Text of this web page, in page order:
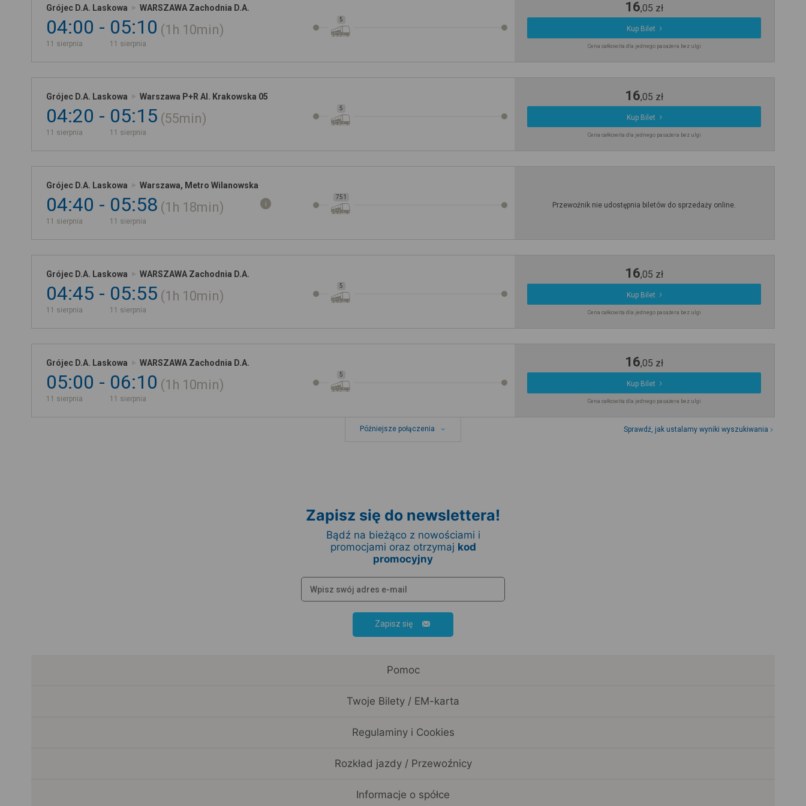
Grójec D.A. Laskowa WARSZAWA Zachodnia D.A.
04:00
11 sierpnia
05:10
11 sierpnia
1h 10min
5
16,05 zł
Kup Bilet
Cena całkowita dla jednego pasażera bez ulgi
Grójec D.A. Laskowa Warszawa P+R Al. Krakowska 05
04:20
11 sierpnia
05:15
11 sierpnia
55min
5
16,05 zł
Kup Bilet
Cena całkowita dla jednego pasażera bez ulgi
Grójec D.A. Laskowa Warszawa, Metro Wilanowska
04:40
11 sierpnia
05:58
11 sierpnia
1h 18min
751
Przewoźnik nie udostępnia biletów do sprzedaży online.
Grójec D.A. Laskowa WARSZAWA Zachodnia D.A.
04:45
11 sierpnia
05:55
11 sierpnia
1h 10min
5
16,05 zł
Kup Bilet
Cena całkowita dla jednego pasażera bez ulgi
Grójec D.A. Laskowa WARSZAWA Zachodnia D.A.
05:00
11 sierpnia
06:10
11 sierpnia
1h 10min
5
16,05 zł
Kup Bilet
Cena całkowita dla jednego pasażera bez ulgi
Późniejsze połączenia Sprawdź, jak ustalamy wyniki wyszukiwania
Zapisz się do newslettera!
Bądź na bieżąco z nowościami i
promocjami oraz otrzymaj kod
promocyjny
Zapisz się
Pomoc
Twoje Bilety / EM-karta
Regulaminy i Cookies
Rozkład jazdy / Przewoźnicy
Informacje o spółce